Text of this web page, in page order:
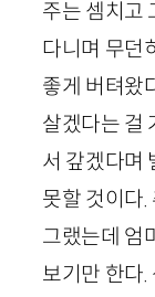
주는 셈치고
다니며 무던
좋게 버텨왔
살겠다는 걸
서 갚겠다며
못할 것이다.
그랬는데 엄
보기만 한다.